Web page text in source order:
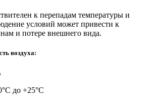
к перепадам температуры и
условий может привести к
и потере внешнего вида.
воздуха:
до +25°С